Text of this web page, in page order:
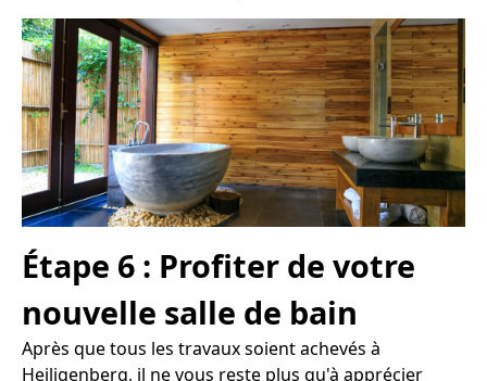
Étape 6 : Profiter de votre
nouvelle salle de bain
Après que tous les travaux soient achevés à
Heiligenberg, il ne vous reste plus qu'à apprécier